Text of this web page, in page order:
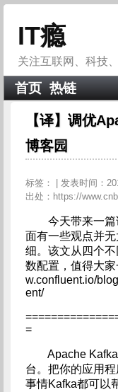
IT瘾
关注互联网、科技
首页 热链
【译】调优
博客园
标签：
| 发表时间：
出处：https://
今天带来一篇译
面有一些观点并
细。该文从四个
数配置，值得大
w.confluent.io/
ent/
=
Apache Kafka
台。把你的应用
事情Kafka都可以